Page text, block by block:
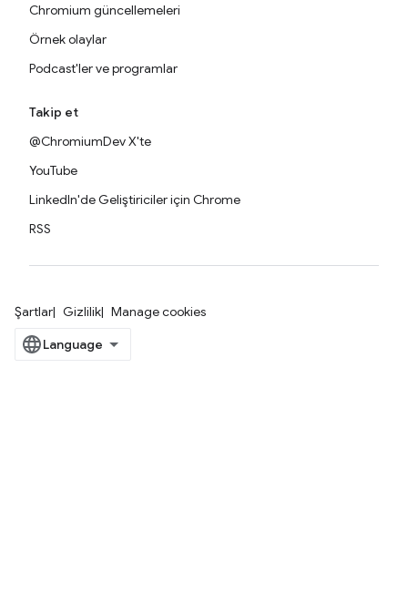
Chromium güncellemeleri
Örnek olaylar
Podcast'ler ve programlar
Takip et
@ChromiumDev X'te
YouTube
LinkedIn'de Geliştiriciler için Chrome
RSS
Şartlar Gizlilik Manage cookies